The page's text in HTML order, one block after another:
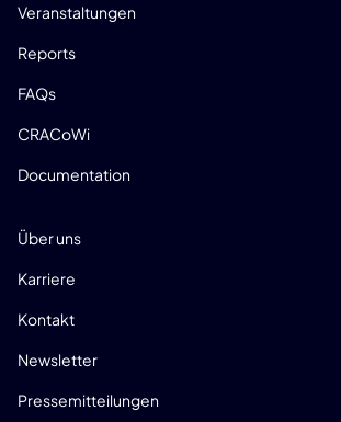
Veranstaltungen
Reports
FAQs
CRACoWi
Documentation
Über uns
Karriere
Kontakt
Newsletter
Pressemitteilungen